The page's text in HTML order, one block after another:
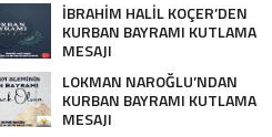
İBRAHİM HALİL KOÇER’DEN
KURBAN BAYRAMI KUTLAMA
MESAJI
LOKMAN NAROĞLU’NDAN
KURBAN BAYRAMI KUTLAMA
MESAJI